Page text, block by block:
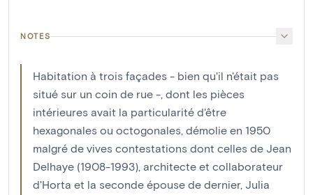
NOTES
Habitation à trois façades - bien qu'il n'était pas
situé sur un coin de rue -, dont les pièces
intérieures avait la particularité d'être
hexagonales ou octogonales, démolie en 1950
malgré de vives contestations dont celles de Jean
Delhaye (1908-1993), architecte et collaborateur
d'Horta et la seconde épouse de dernier, Julia